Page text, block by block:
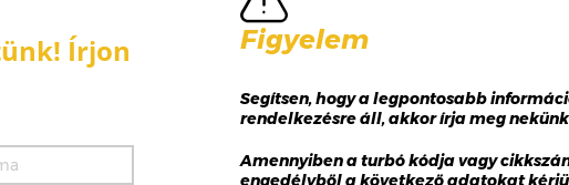
Írjon Figyelem
Segítsen, hogy a legpontosabb
rendelkezésre áll, akkor írja meg
Amennyiben a turbó kódja vagy
engedélyből a következő adatokat